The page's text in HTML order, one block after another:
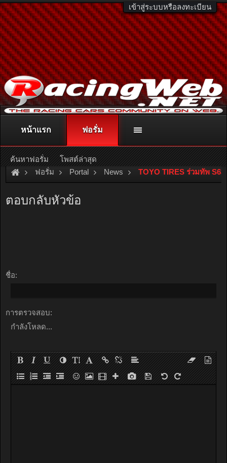
เข้าสู่ระบบหรือลงทะเบียน
ติดต่อลงโฆษณา racingweb@gmail.comหรือโทร. 081-811-1138
หรืออ่านรายละเอียดเพิ่มเติม คลิกที่นี่
ฟอรั่ม Portal News TOYO TIRES ร่วมทัพ
ตอบกลับหัวข้อ
ชื่อ:
การตรวจสอบ:
กำลังโหลด...
หน้าแรก ฟอรั่ม
ค้นหาฟอรั่ม โพสต์ล่าสุด